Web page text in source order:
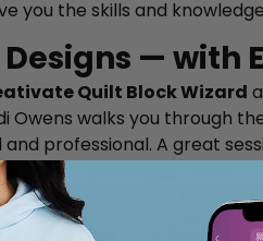
you the skills and
— with
Quilt Block Wizard
Owens walks you through
professional. A great